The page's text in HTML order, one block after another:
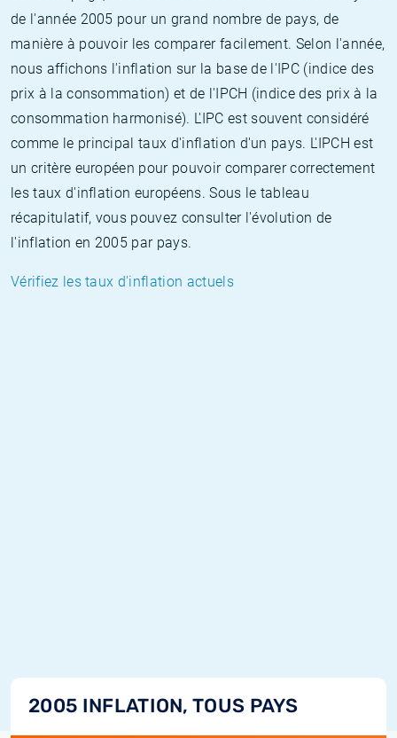
de l'année 2005 pour un grand nombre de pays, de
manière à pouvoir les comparer facilement. Selon l'année,
nous affichons l'inflation sur la base de l'IPC (indice des
prix à la consommation) et de l'IPCH (indice des prix à la
consommation harmonisé). L'IPC est souvent considéré
comme le principal taux d'inflation d'un pays. L'IPCH est
un critère européen pour pouvoir comparer correctement
les taux d'inflation européens. Sous le tableau
récapitulatif, vous pouvez consulter l'évolution de
l'inflation en 2005 par pays.
Vérifiez les taux d'inflation actuels
2005 INFLATION, TOUS PAYS